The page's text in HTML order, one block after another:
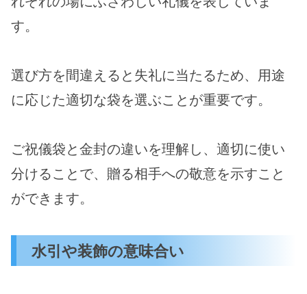
す。
選び方を間違えると失礼に当たるため、用途
に応じた適切な袋を選ぶことが重要です。
ご祝儀袋と金封の違いを理解し、適切に使い
分けることで、贈る相手への敬意を示すこと
ができます。
水引や装飾の意味合い